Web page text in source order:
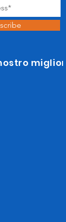
miglior